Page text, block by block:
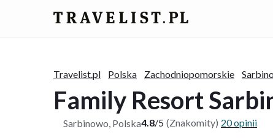
Travelist.pl Polska Zachodniopomorskie
Family Resort
Sarbinowo, Polska4.8/5 (Znakomity) 20 opinii